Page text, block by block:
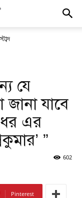
যে
যাবে
ধর এর
”
602
Pinterest